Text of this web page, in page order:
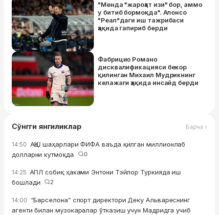
"Менда "жароҳат изи" бор, аммо
у битиб бормоқда". Алонсо
"Реал"даги иш тажрибаси
ҳақида гапириб берди
Фабрицио Романо
дисквалификацияси бекор
қилинган Михаил Мудрикнинг
келажаги ҳақида инсайд берди
Сўнгги янгиликлар Барча ›
14:50 АҚШ шаҳарлари ФИФА ваъда қилган миллионлаб
долларни кутмоқда
0
14:25 АПЛ собиқ ҳаками Энтони Тэйлор Туркияда иш
бошлади
2
14:00 “Барселона” спорт директори Деку Альвареснинг
агенти билан музокаралар ўтказиш учун Мадридга учиб